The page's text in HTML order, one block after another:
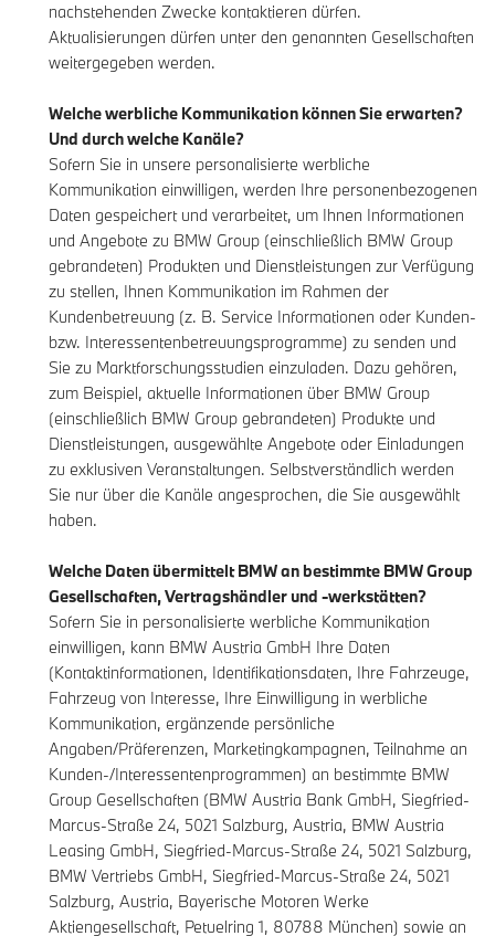
nachstehenden Zwecke kontaktieren dürfen.
Aktualisierungen dürfen unter den genannten Gesellschaften
weitergegeben werden.
Welche werbliche Kommunikation können Sie erwarten?
Und durch welche Kanäle?
Sofern Sie in unsere personalisierte werbliche
Kommunikation einwilligen, werden Ihre personenbezogenen
Daten gespeichert und verarbeitet, um Ihnen Informationen
und Angebote zu BMW Group (einschließlich BMW Group
gebrandeten) Produkten und Dienstleistungen zur Verfügung
zu stellen, Ihnen Kommunikation im Rahmen der
Kundenbetreuung (z. B. Service Informationen oder Kunden-
bzw. Interessentenbetreuungsprogramme) zu senden und
Sie zu Marktforschungsstudien einzuladen. Dazu gehören,
zum Beispiel, aktuelle Informationen über BMW Group
(einschließlich BMW Group gebrandeten) Produkte und
Dienstleistungen, ausgewählte Angebote oder Einladungen
zu exklusiven Veranstaltungen. Selbstverständlich werden
Sie nur über die Kanäle angesprochen, die Sie ausgewählt
haben.
Welche Daten übermittelt BMW an bestimmte BMW Group
Gesellschaften, Vertragshändler und -werkstätten?
Sofern Sie in personalisierte werbliche Kommunikation
einwilligen, kann BMW Austria GmbH Ihre Daten
(Kontaktinformationen, Identifikationsdaten, Ihre Fahrzeuge,
Fahrzeug von Interesse, Ihre Einwilligung in werbliche
Kommunikation, ergänzende persönliche
Angaben/Präferenzen, Marketingkampagnen, Teilnahme an
Kunden-/Interessentenprogrammen) an bestimmte BMW
Group Gesellschaften (BMW Austria Bank GmbH, Siegfried-
Marcus-Straße 24, 5021 Salzburg, Austria, BMW Austria
Leasing GmbH, Siegfried-Marcus-Straße 24, 5021 Salzburg,
BMW Vertriebs GmbH, Siegfried-Marcus-Straße 24, 5021
Salzburg, Austria, Bayerische Motoren Werke
Aktiengesellschaft, Petuelring 1, 80788 München) sowie an